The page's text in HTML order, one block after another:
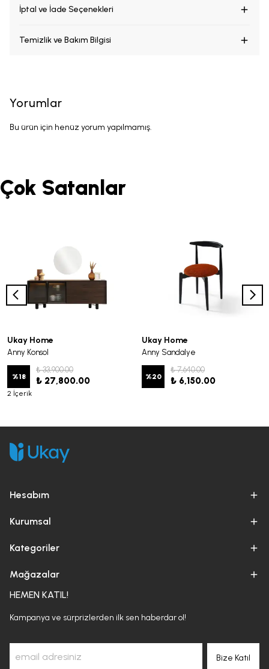
İptal ve İade Seçenekleri
Temizlik ve Bakım Bilgisi
Yorumlar
Bu ürün için henüz yorum yapılmamış.
Çok Satanlar
Ukay Home
Anny Konsol
%18
₺ 33,900.00
₺ 27,800.00
2 İçerik
Ukay Home
Anny Sandalye
%20
₺ 7,640.00
₺ 6,150.00
Hesabım
Kurumsal
Kategoriler
Mağazalar
HEMEN KATIL!
Kampanya ve sürprizlerden ilk sen haberdar ol!
Bize Katıl